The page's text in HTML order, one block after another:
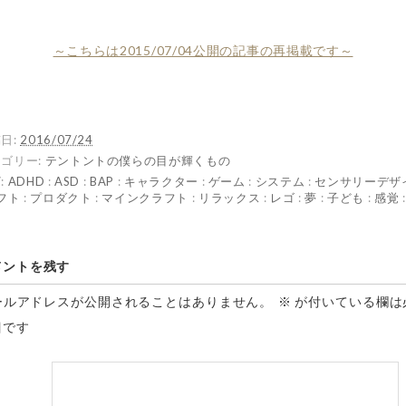
～こちらは2015/07/04公開の記事の再掲載です～
: 2016/07/24
リー: テントントの僕らの目が輝くもの
ADHD :ASD :BAP : キャラクター : ゲーム : システム : センサリーデザ
ト : プロダクト : マインクラフト : リラックス : レゴ :夢 :子ども : 感覚
ントを残す
ルアドレスが公開されることはありません。 ※ が付いている欄は
す